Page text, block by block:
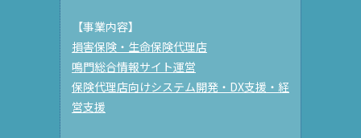
【事業内容】
損害保険・生命保険代理店
鳴門総合情報サイト運営
保険代理店向けシステム開発・DX支援・経
営支援